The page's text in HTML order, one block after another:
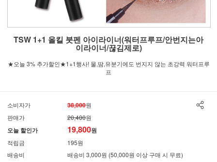
TSW 1+1 올킬 붓펜 아이라이너(워터프루프/안번지는아
이라이너/끊김제로)
★오늘 3% 추가할인★1+1행사! 물,땀,유분기에도 번지지 않는 초강력 워터프루
프
소비자가 38,000원
판매가
20,400원
오늘 할인가 19,800원
적립금
195원
배송비
배송비 3,000원 (50,000원 이상 구매 시 무료)